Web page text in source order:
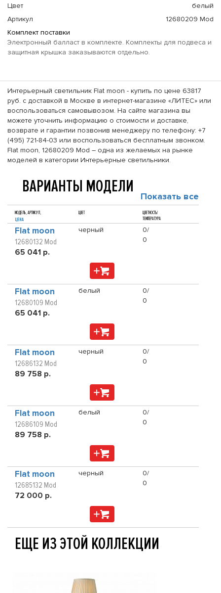
Цвет
белый
Артикул
12680209 Mod
Комплект поставки
Электронный балласт в комплекте. Комплекты для подвеса и
защитная крышка заказываются отдельно.
Интерьерный светильник Flat moon - купить по цене 63817
руб. с доставкой в Москве в интернет-магазине «ЛИТЕС» или
воспользоваться самовывозом. На сайте магазина вы
можете уточнить информацию о стоимости и доставке,
возврате и гарантии позвонив менеджеру по телефону: +7
(495) 721-84-03 или воспользоваться бесплатным звонком.
Flat moon, 12680209 Mod – одна из желаемых на рынке
моделей в категории Интерьерные светильники.
ВАРИАНТЫ МОДЕЛИ Показать все
МОДЕЛЬ, АРТИКУЛ,
ЦЕНА
ЦВЕТ
ЦВЕТНОСТЬ/
ТЕМПЕРАТУРА
Flat moon
12680132 Mod
65 041 р.
черный
0/
0
Flat moon
12680109 Mod
65 041 р.
белый
0/
0
Flat moon
12686132 Mod
89 758 р.
черный
0/
0
Flat moon
12686109 Mod
89 758 р.
белый
0/
0
Flat moon
12685132 Mod
72 000 р.
черный
0/
0
ЕЩЕ ИЗ ЭТОЙ КОЛЛЕКЦИИ